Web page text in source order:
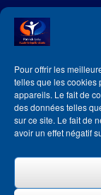
Pour offrir les
telles que les cookies
appareils. Le fait de
des données telles
sur ce site. Le fait de
avoir un effet négatif
Suivez